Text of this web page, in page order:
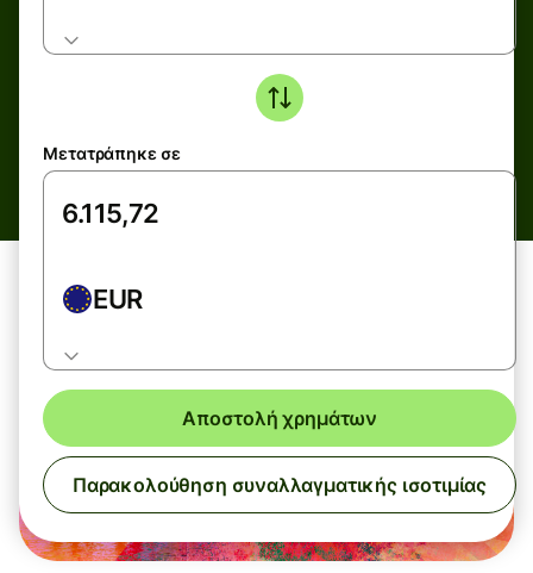
Μετατράπηκε σε
EUR
Αποστολή χρημάτων
Παρακολούθηση συναλλαγματικής ισοτιμίας